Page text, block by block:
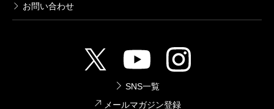
お問い合わせ
SNS一覧
メールマガジン登録